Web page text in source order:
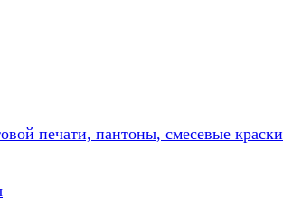
печати, пантоны, смесевые краски